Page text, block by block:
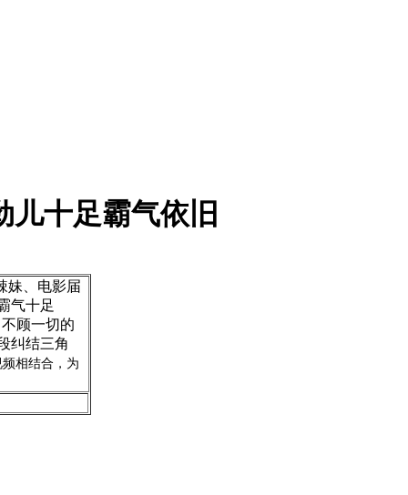
儿十足霸气依旧
妹、电影届
气十足
顾一切的
纠结三角
相结合，为